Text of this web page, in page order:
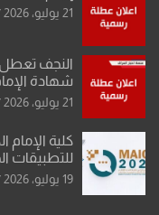
21 يوليو، 2026
النجف تعطل
شهادة
21 يوليو، 2026
كلية الإمام
للتطبيقات
19 يوليو، 2026